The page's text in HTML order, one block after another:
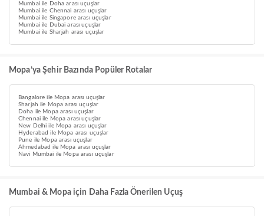
Mumbai ile Doha arası uçuşlar
Mumbai ile Chennai arası uçuşlar
Mumbai ile Singapore arası uçuşlar
Mumbai ile Dubai arası uçuşlar
Mumbai ile Sharjah arası uçuşlar
Mopa’ya Şehir Bazında Popüler Rotalar
Bangalore ile Mopa arası uçuşlar
Sharjah ile Mopa arası uçuşlar
Doha ile Mopa arası uçuşlar
Chennai ile Mopa arası uçuşlar
New Delhi ile Mopa arası uçuşlar
Hyderabad ile Mopa arası uçuşlar
Pune ile Mopa arası uçuşlar
Ahmedabad ile Mopa arası uçuşlar
Navi Mumbai ile Mopa arası uçuşlar
Mumbai & Mopa için Daha Fazla Önerilen Uçuş